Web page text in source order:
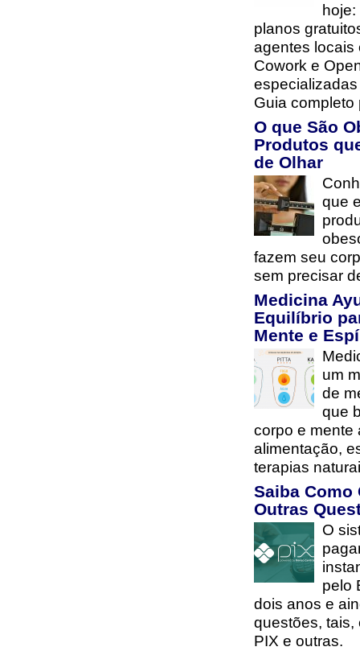
planos
agentes locais
Cowork e
Guia completo
O que São
Produtos
de Olhar
que
fazem seu
sem precisar
Medicina
Equilíbrio
Mente e
um
de
que
corpo e mente
alimentação,
terapias
Saiba Como
Outras
O
pelo
dois anos e
questões, tais,
PIX e outras.